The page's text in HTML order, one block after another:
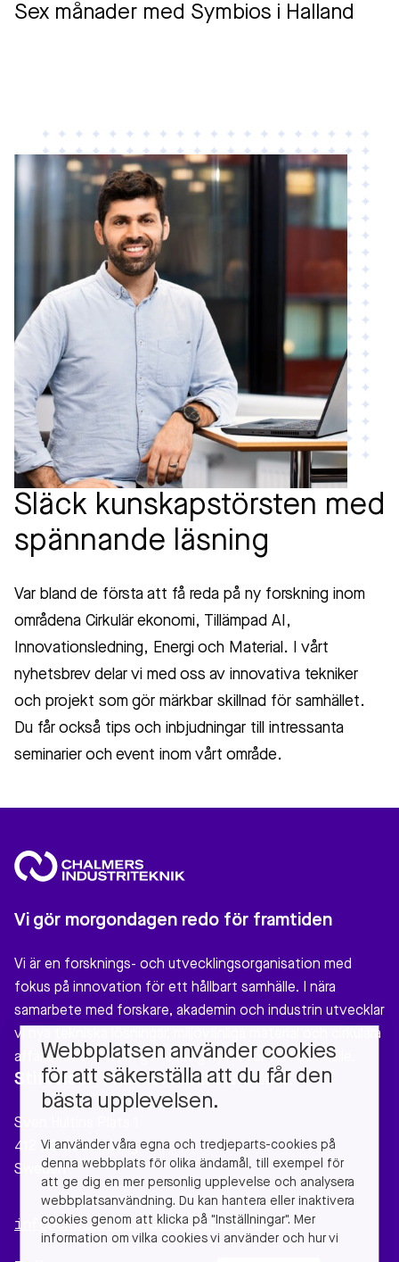
Sex månader med Symbios i Halland
Släck kunskapstörsten med
spännande läsning
Var bland de första att få reda på ny forskning inom
områdena Cirkulär ekonomi, Tillämpad AI,
Innovationsledning, Energi och Material. I vårt
nyhetsbrev delar vi med oss av innovativa tekniker
och projekt som gör märkbar skillnad för samhället.
Du får också tips och inbjudningar till intressanta
seminarier och event inom vårt område.
Vi gör morgondagen redo för framtiden
Vi är en forsknings- och utvecklingsorganisation med
fokus på innovation för ett hållbart samhälle. I nära
samarbete med forskare, akademin och industrin utvecklar
vi nya tekniska lösningar, miljövänliga material och cirkulära
affärsmodeller som gör verklig nytta för vårt samhälle.
Stiftelsen Chalmers Industriteknik
Sven Hultins Plats 1
412 58 Gothenburg
Sweden
info@chalmersindustriteknik.se
Webbplatsen använder cookies
för att säkerställa att du får den
bästa upplevelsen.
Vi använder våra egna och tredjeparts-cookies på
denna webbplats för olika ändamål, till exempel för
att ge dig en mer personlig upplevelse och analysera
webbplatsanvändning. Du kan hantera eller inaktivera
cookies genom att klicka på "Inställningar". Mer
information om vilka cookies vi använder och hur vi